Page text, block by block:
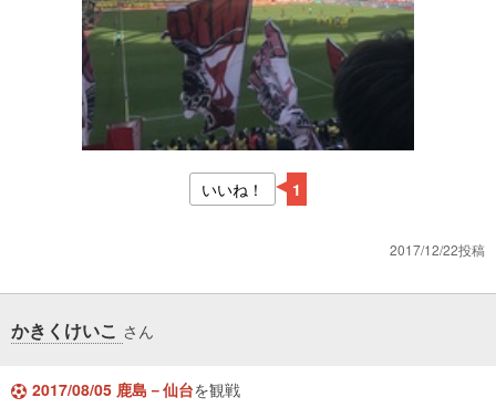
いいね！ 1
2017/12/22投稿
かきくけいこ さん
2017/08/05 鹿島－仙台を観戦